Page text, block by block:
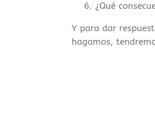
¿Qué
Y para dar
hagamos,